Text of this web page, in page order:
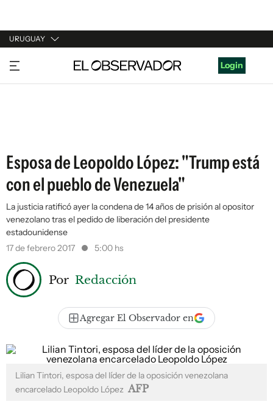
URUGUAY
URUGUAY
ARGENTINA
Login
Esposa de Leopoldo López: "Trump está
con el pueblo de Venezuela"
La justicia ratificó ayer la condena de 14 años de prisión al opositor
venezolano tras el pedido de liberación del presidente
estadounidense
17 de febrero 2017
5:00 hs
Por Redacción
Agregar El Observador en
Lilian Tintori, esposa del líder de la oposición venezolana
encarcelado Leopoldo López AFP